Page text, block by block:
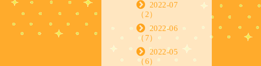
2022-07
（2）
2022-06
（7）
2022-05
（6）